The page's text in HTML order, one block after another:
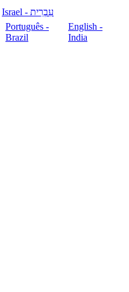
עִבְרִית - Israel
Português -
Brazil
English -
India